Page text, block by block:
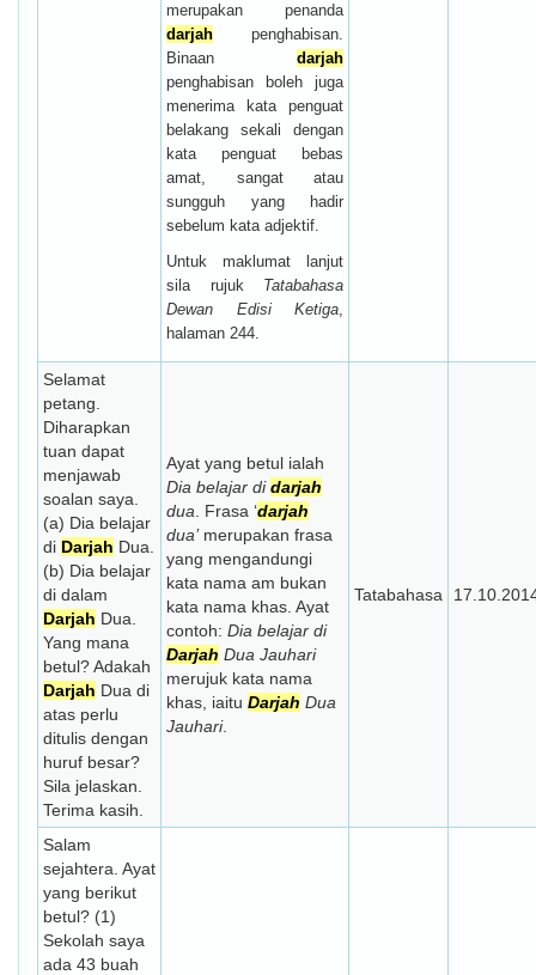
merupakan penanda
darjah penghabisan.
Binaan darjah
penghabisan boleh juga
menerima kata penguat
belakang sekali dengan
kata penguat bebas
amat, sangat atau
sungguh yang hadir
sebelum kata adjektif.
Untuk maklumat lanjut
sila rujuk Tatabahasa
Dewan Edisi Ketiga,
halaman 244.
Selamat
petang.
Diharapkan
tuan dapat
menjawab
soalan saya.
(a) Dia belajar
di Darjah Dua.
(b) Dia belajar
di dalam
Darjah Dua.
Yang mana
betul? Adakah
Darjah Dua di
atas perlu
ditulis dengan
huruf besar?
Sila jelaskan.
Terima kasih.
Ayat yang betul ialah
Dia belajar didarjah
dua . Frasa ‘darjah
dua’merupakan frasa
yang mengandungi
kata nama am bukan
kata nama khas. Ayat
contoh: Dia belajar di
Darjah Dua Jauhari
merujuk kata nama
khas, iaitu Darjah Dua
Jauhari.
Tatabahasa
Salam
sejahtera. Ayat
yang berikut
betul? (1)
Sekolah saya
ada 43 buah